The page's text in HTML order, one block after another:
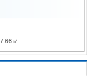
㎡